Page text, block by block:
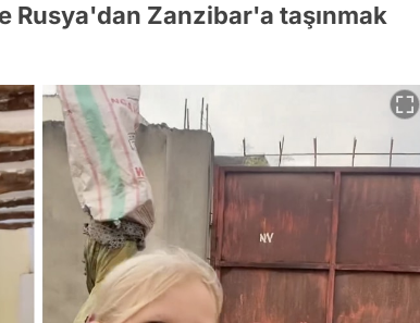
Rusya'dan Zanzibar'a taşınmak